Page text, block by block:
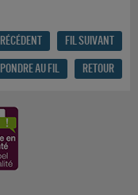
FIL SUIVANT
AU FIL RETOUR